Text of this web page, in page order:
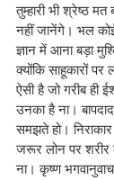
तुम्हारी भी श्रेष्ठ
नहीं जानेंगे। भल
ज्ञान में आना बड़ा
क्योंकि साहूकारों
ऐसी है जो गरीब ही
उनका है ना।
समझते हो।
जरूर लोन पर शरीर
ना। कृष्ण